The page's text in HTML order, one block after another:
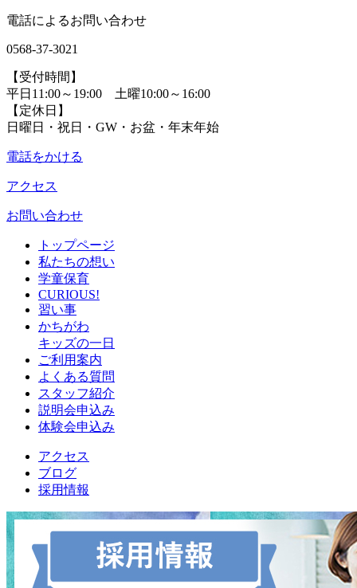
電話によるお問い合わせ
0568-37-3021
【受付時間】
平日11:00～19:00 土曜10:00～16:00
【定休日】
日曜日・祝日・GW・お盆・年末年始
電話をかける
アクセス
お問い合わせ
トップページ
私たちの想い
学童保育
CURIOUS!
習い事
かちがわ
キッズの一日
ご利用案内
よくある質問
スタッフ紹介
説明会申込み
体験会申込み
アクセス
ブログ
採用情報